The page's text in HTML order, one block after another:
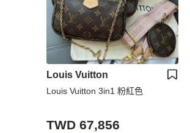
Louis Vuitton
Louis Vuitton 3in1 粉紅色
TWD 67,856